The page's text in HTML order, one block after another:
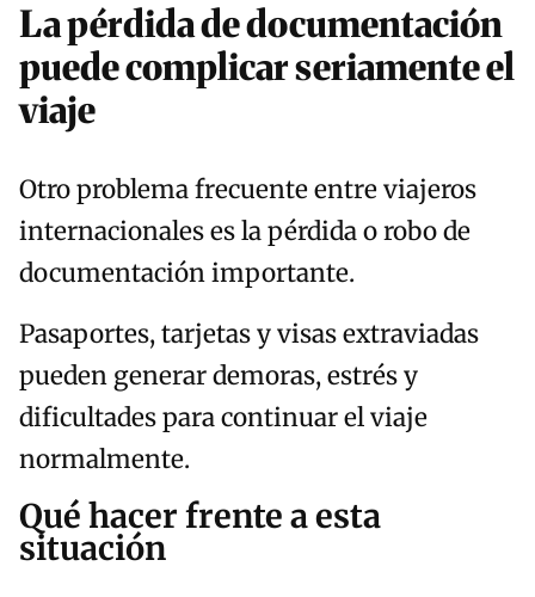
La pérdida de documentación
puede complicar seriamente el
viaje
Otro problema frecuente entre viajeros
internacionales es la pérdida o robo de
documentación importante.
Pasaportes, tarjetas y visas extraviadas
pueden generar demoras, estrés y
dificultades para continuar el viaje
normalmente.
Qué hacer frente a esta
situación